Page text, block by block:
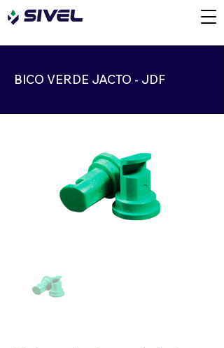
BICO VERDE JACTO - JDF